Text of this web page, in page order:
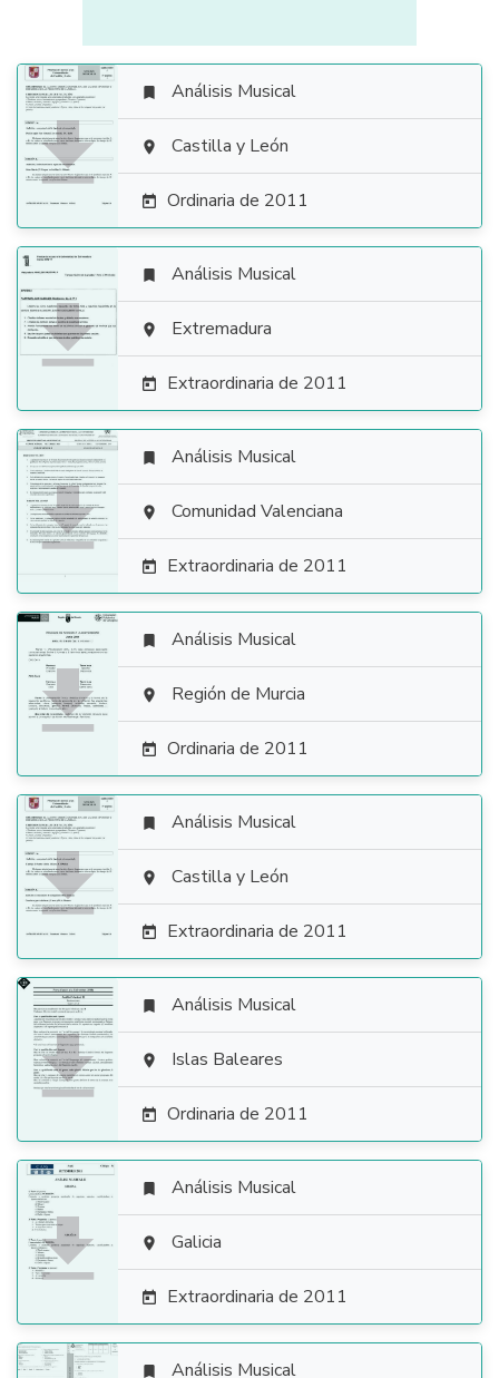

 Análisis Musical
 Castilla y León
 Ordinaria de 2011

 Análisis Musical
 Extremadura
 Extraordinaria de 2011

 Análisis Musical
 Comunidad Valenciana
 Extraordinaria de 2011

 Análisis Musical
 Región de Murcia
 Ordinaria de 2011

 Análisis Musical
 Castilla y León
 Extraordinaria de 2011

 Análisis Musical
 Islas Baleares
 Ordinaria de 2011

 Análisis Musical
 Galicia
 Extraordinaria de 2011
 Análisis Musical